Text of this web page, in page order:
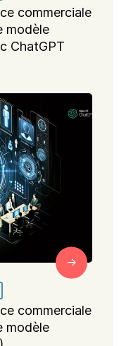
commerciale
modèle
ChatGPT
commerciale
modèle